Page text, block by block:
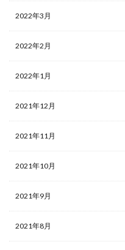
2022年3月
2022年2月
2022年1月
2021年12月
2021年11月
2021年10月
2021年9月
2021年8月